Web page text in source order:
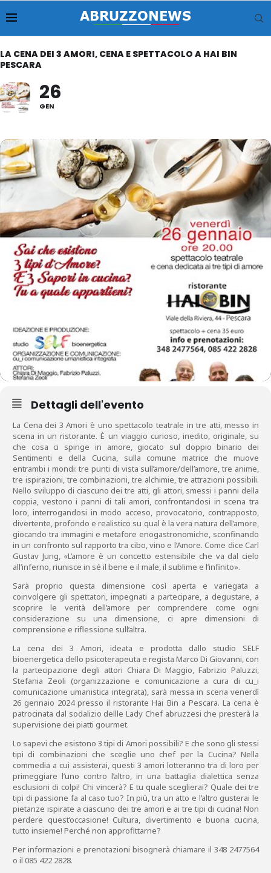
LA CENA DEI 3 AMORI, CENA E SPETTACOLO A HAI BIN
PESCARA
26
GEN
Dettagli dell'evento
La Cena dei 3 Amori è uno spettacolo teatrale in tre atti, messo in
scena in un ristorante. È un viaggio curioso, inedito, originale, su
che cosa ci spinge in amore, giocato sul doppio binario dei
Sentimenti e della Cucina, sulla comune matrice che muove
entrambi i mondi: tre punti di vista sull’amore/dell’amore, tre anime,
tre ispirazioni, tre combinazioni, tre alchimie, tre attrazioni possibili.
Nello sviluppo di ciascuno dei tre atti, gli attori, smessi i panni della
coppia, vestono i panni di tali amori, confrontandosi in scena tra
loro, interrogandosi in modo acceso, provocatorio, contrapposto,
divertente, profondo e realistico su qual è la vera natura dell’amore,
giocando tra immagini e metafore enogastronomiche, sconfinando
in un confronto sul rapporto tra cibo, vino e l’Amore. Come dice Carl
Gustav Jung, «L’amore è un concetto estensibile che va dal cielo
all’inferno, riunisce in sé il bene e il male, il sublime e l’infinito».
Sarà proprio questa dimensione così aperta e variegata a
coinvolgere gli spettatori, impegnati a partecipare, a degustare, a
scoprire le verità dell’amore per comprendere come ogni
considerazione su una dimensione, ci apre dimensioni di
comprensione e riflessione sull’altra.
La cena dei 3 Amori, ideata e prodotta dallo studio SELF
bioenergetica dello psicoterapeuta e regista Marco Di Giovanni, con
la partecipazione degli attori Chiara Di Maggio, Fabrizio Paluzzi,
Stefania Zeoli (organizzazione e comunicazione a cura di cu_i
comunicazione umanistica integrata), sarà messa in scena venerdì
26 gennaio 2024 presso il ristorante Hai Bin a Pescara. La cena è
patrocinata dal sodalizio dellle Lady Chef abruzzesi che presterà la
supervisione dei piatti gourmet.
Lo sapevi che esistono 3 tipi di Amori possibili? E che sono gli stessi
tipi di combinazioni che sceglie uno chef per la Cucina? Nella
commedia a cui assisterai, questi 3 amori lotteranno tra di loro per
primeggiare l’uno contro l’altro, in una battaglia dialettica senza
esclusioni di colpi! Chi vincerà? E tu quale sceglierai? Quale dei tre
tipi di passione fa al caso tuo? In più, tra un atto e l’altro gusterai le
pietanze ispirate a ciascuno dei tre amori e ai tre tipi di cucina! Non
perdere quest’occasione! Cultura, divertimento e buona cucina,
tutto insieme! Perché non approfittarne?
Per informazioni e prenotazioni bisognerà chiamare il 348 2477564
o il 085 422 2828.